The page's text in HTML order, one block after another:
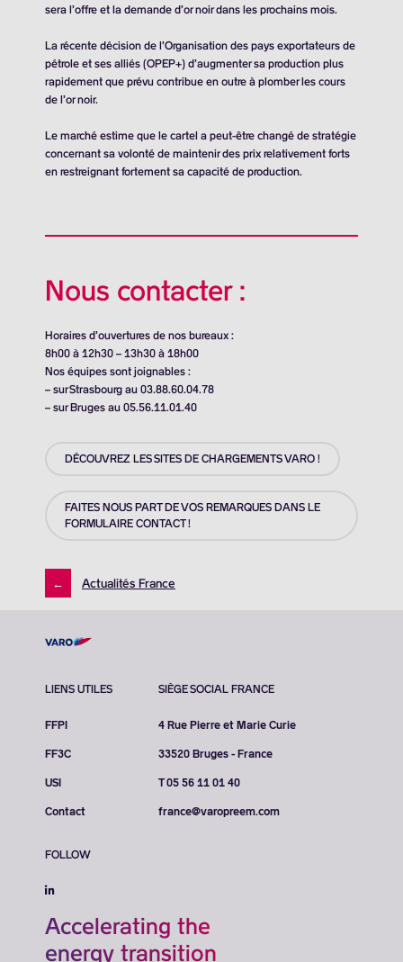
sera l’offre et la demande d’or noir dans les prochains mois.
La récente décision de l’Organisation des pays exportateurs de
pétrole et ses alliés (OPEP+) d’augmenter sa production plus
rapidement que prévu contribue en outre à plomber les cours
de l’or noir.
Le marché estime que le cartel a peut-être changé de stratégie
concernant sa volonté de maintenir des prix relativement forts
en restreignant fortement sa capacité de production.
Nous contacter :
Horaires d’ouvertures de nos bureaux :
8h00 à 12h30 – 13h30 à 18h00
Nos équipes sont joignables :
– sur Strasbourg au 03.88.60.04.78
– sur Bruges au 05.56.11.01.40
DÉCOUVREZ LES SITES DE CHARGEMENTS VARO !
FAITES NOUS PART DE VOS REMARQUES DANS LE
FORMULAIRE CONTACT !
← Actualités France
LIENS UTILES
FFPI
FF3C
USI
Contact
SIÈGE SOCIAL FRANCE
4 Rue Pierre et Marie Curie
33520 Bruges - France
T 05 56 11 01 40
france@varopreem.com
FOLLOW
Accelerating the
energy transition